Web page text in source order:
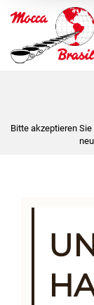
Bitte akzeptieren Sie
neu